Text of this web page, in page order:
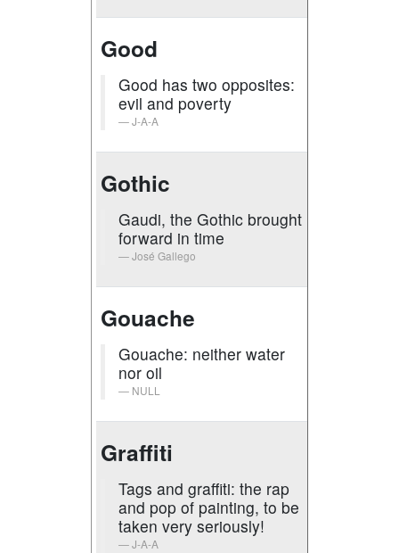
Good
Good has two opposites:
evil and poverty
J-A-A
Gothic
Gaudi, the Gothic brought
forward in time
José Gallego
Gouache
Gouache: neither water
nor oil
NULL
Graffiti
Tags and graffiti: the rap
and pop of painting, to be
taken very seriously!
J-A-A